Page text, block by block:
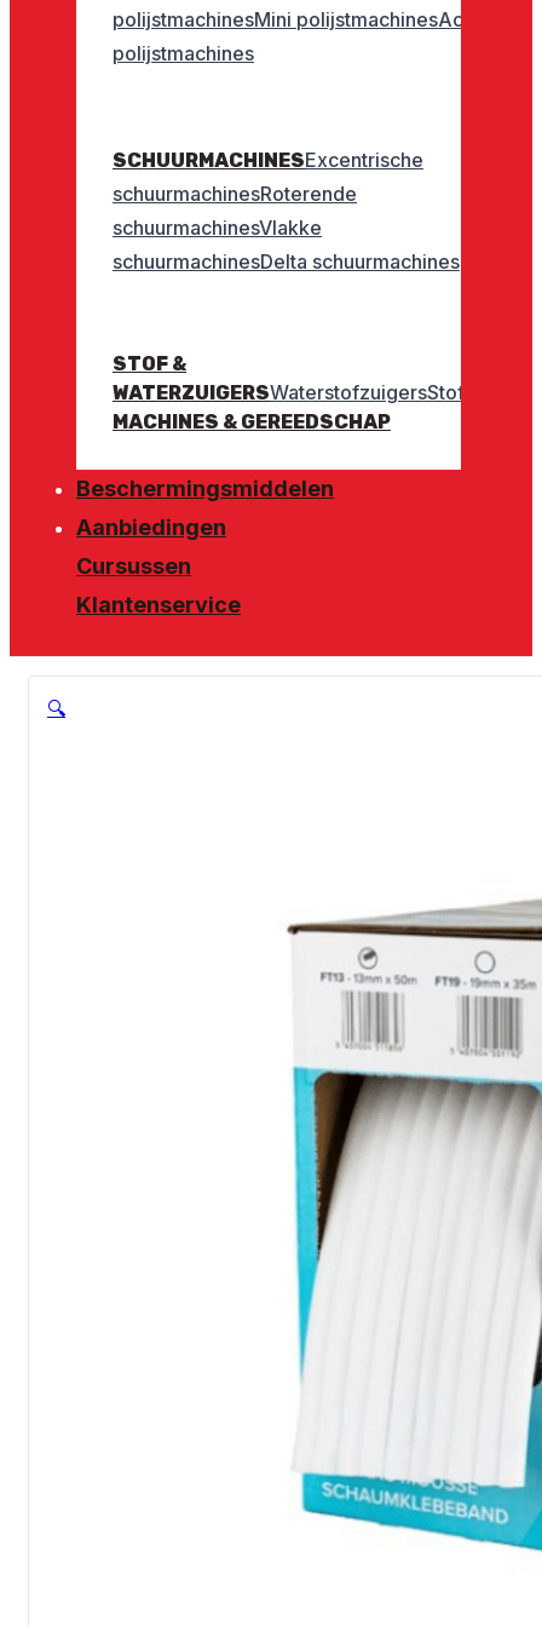
polijstmachinesMini polijstmachinesAccu
polijstmachines
SCHUURMACHINESExcentrische
schuurmachinesRoterende
schuurmachinesVlakke
schuurmachinesDelta schuurmachines
STOF &
WATERZUIGERSWaterstofzuigersStofzuigers
MACHINES & GEREEDSCHAP
Beschermingsmiddelen
Aanbiedingen
Cursussen
Klantenservice
🔍